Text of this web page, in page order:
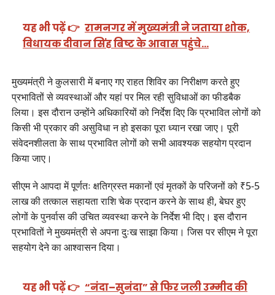
यह भी पढ़ें 👉 रामनगर में मुख्यमंत्री ने जताया शोक,
विधायक दीवान सिंह बिष्ट के आवास पहुंचे…
मुख्यमंत्री ने कुलसारी में बनाए गए राहत शिविर का निरीक्षण करते हुए
प्रभावितों से व्यवस्थाओं और यहां पर मिल रही सुविधाओं का फीडबैक
लिया। इस दौरान उन्होंने अधिकारियों को निर्देश दिए कि प्रभावित लोगों को
किसी भी प्रकार की असुविधा न हो इसका पूरा ध्यान रखा जाए। पूरी
संवेदनशीलता के साथ प्रभावित लोगों को सभी आवश्यक सहयोग प्रदान
किया जाए।
सीएम ने आपदा में पूर्णतः क्षतिग्रस्त मकानों एवं मृतकों के परिजनों को ₹5-5
लाख की तत्काल सहायता राशि चेक प्रदान करने के साथ ही, बेघर हुए
लोगों के पुनर्वास की उचित व्यवस्था करने के निर्देश भी दिए। इस दौरान
प्रभावितों ने मुख्यमंत्री से अपना दुःख साझा किया। जिस पर सीएम ने पूरा
सहयोग देने का आश्वासन दिया।
यह भी पढ़ें 👉 “नंदा–सुनंदा” से फिर जली उम्मीद की